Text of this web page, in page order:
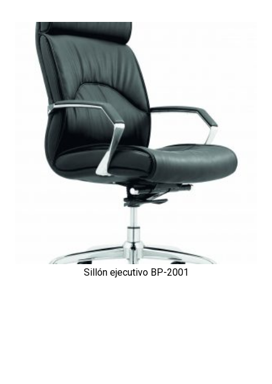
Sillón ejecutivo BP-2001